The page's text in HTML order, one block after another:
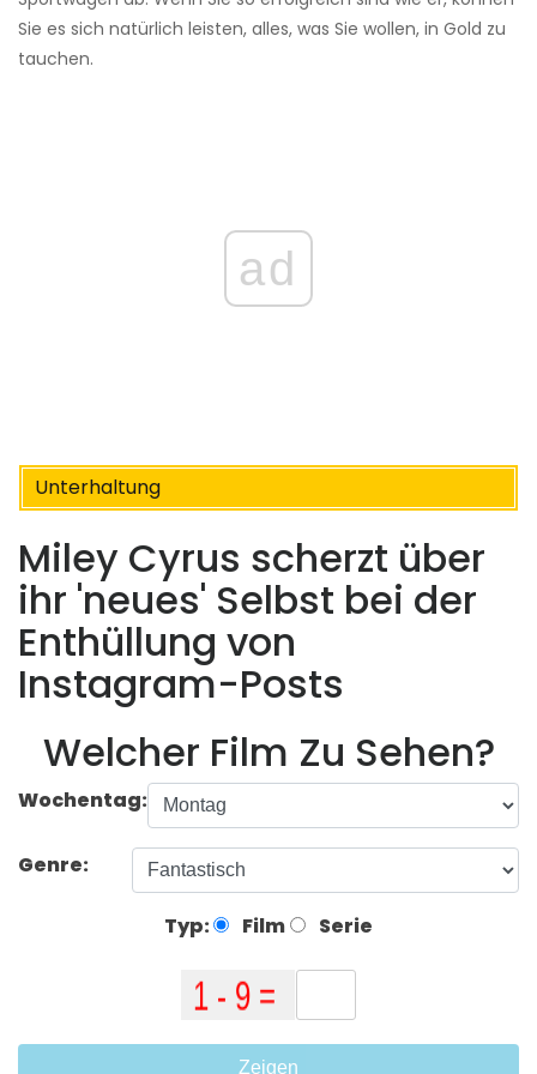
Sie es sich natürlich leisten, alles, was Sie wollen, in Gold zu
tauchen.
ad
Unterhaltung
Miley Cyrus scherzt über
ihr 'neues' Selbst bei der
Enthüllung von
Instagram-Posts
Welcher Film Zu Sehen?
Wochentag:
Genre:
Typ: Film Serie
Zeigen